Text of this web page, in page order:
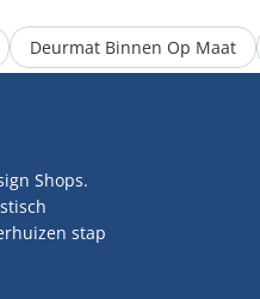
Deurmat Binnen Op Maat
Shops.
stap